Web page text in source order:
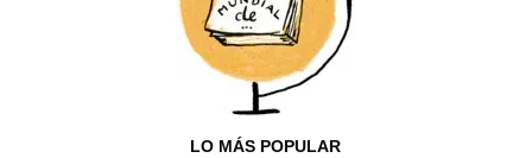
LO MÁS POPULAR